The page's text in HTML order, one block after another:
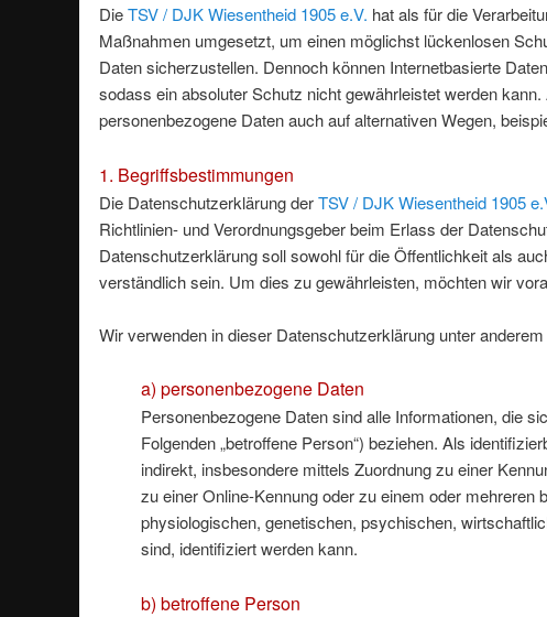
DieTSV / DJK Wiesentheid 1905 e.V. hat als für die
Maßnahmen umgesetzt, um einen möglichst lückenlosen
Daten sicherzustellen. Dennoch können Internetbasierte
sodass ein absoluter Schutz nicht gewährleistet werden
personenbezogene Daten auch auf alternativen Wegen,
1. Begriffsbestimmungen
Die Datenschutzerklärung derTSV / DJK Wiesentheid 1905
Richtlinien- und Verordnungsgeber beim Erlass der
Datenschutzerklärung soll sowohl für die Öffentlichkeit als
verständlich sein. Um dies zu gewährleisten, möchten wir
Wir verwenden in dieser Datenschutzerklärung unter
a) personenbezogene Daten
Personenbezogene Daten sind alle Informationen, die
Folgenden „betroffene Person“) beziehen. Als
indirekt, insbesondere mittels Zuordnung zu einer
zu einer Online-Kennung oder zu einem oder
physiologischen, genetischen, psychischen,
sind, identifiziert werden kann.
b) betroffene Person